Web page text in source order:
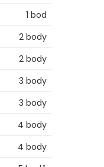
1 bod
2 body
2 body
3 body
3 body
4 body
4 body